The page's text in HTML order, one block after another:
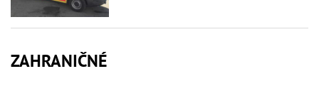
ZAHRANIČNÉ